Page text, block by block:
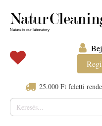
25.000 Ft feletti
Keresés: